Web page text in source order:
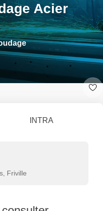
Acier
INTRA
Friville